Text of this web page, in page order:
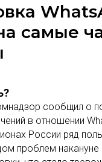
самые
сообщил о
в отношении
России ряд
проблем